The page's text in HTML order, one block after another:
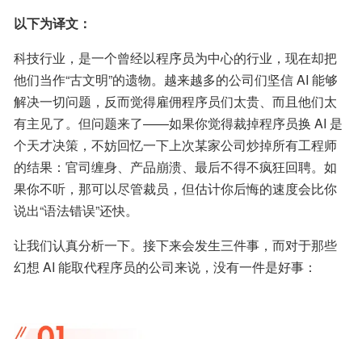
以下为译文：
科技行业，是一个曾经以程序员为中心的行业，现在却把
他们当作“古文明”的遗物。越来越多的公司们坚信 AI 能够
解决一切问题，反而觉得雇佣程序员们太贵、而且他们太
有主见了。但问题来了——如果你觉得裁掉程序员换 AI 是
个天才决策，不妨回忆一下上次某家公司炒掉所有工程师
的结果：官司缠身、产品崩溃、最后不得不疯狂回聘。如
果你不听，那可以尽管裁员，但估计你后悔的速度会比你
说出“语法错误”还快。
让我们认真分析一下。接下来会发生三件事，而对于那些
幻想 AI 能取代程序员的公司来说，没有一件是好事：